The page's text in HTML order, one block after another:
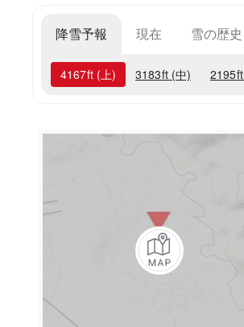
降雪予報 現在 雪の歴史
4167ft (上) 3183ft (中) 2195ft